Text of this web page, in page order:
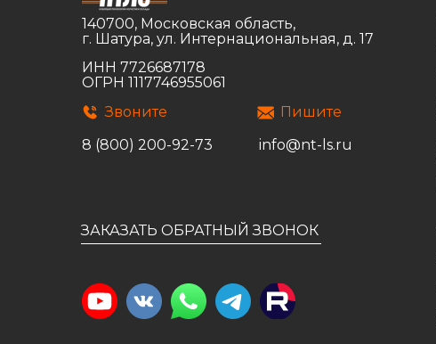
ИНН 7726687178
ОГРН 1117746955061
140700, Московская область,
г. Шатура, ул. Интернациональная, д. 17
8 (800) 200-92-73 info@nt-ls.ru
Звоните
ЗАКАЗАТЬ ОБРАТНЫЙ ЗВОНОК
Пишите